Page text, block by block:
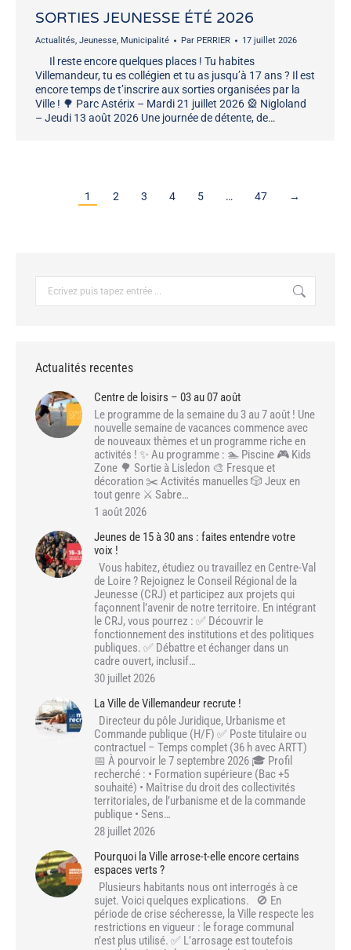
SORTIES JEUNESSE ÉTÉ 2026
Actualités, Jeunesse, Municipalité Par PERRIER 17 juillet 2026
Il reste encore quelques places ! Tu habites
Villemandeur, tu es collégien et tu as jusqu’à 17 ans ? Il est
encore temps de t’inscrire aux sorties organisées par la
Ville ! 🌳 Parc Astérix – Mardi 21 juillet 2026 🎡 Nigloland
– Jeudi 13 août 2026 Une journée de détente, de…
1 2 3 4 5 … 47 →
Actualités recentes
Centre de loisirs – 03 au 07 août
Le programme de la semaine du 3 au 7 août ! Une
nouvelle semaine de vacances commence avec
de nouveaux thèmes et un programme riche en
activités ! ✨ Au programme : 🏊 Piscine 🎮 Kids
Zone 🌳 Sortie à Lisledon 🎨 Fresque et
décoration ✂️ Activités manuelles 🎲 Jeux en
tout genre ⚔️ Sabre…
1 août 2026
Jeunes de 15 à 30 ans : faites entendre votre
voix !
Vous habitez, étudiez ou travaillez en Centre-Val
de Loire ? Rejoignez le Conseil Régional de la
Jeunesse (CRJ) et participez aux projets qui
façonnent l’avenir de notre territoire. En intégrant
le CRJ, vous pourrez : ✅ Découvrir le
fonctionnement des institutions et des politiques
publiques. ✅ Débattre et échanger dans un
cadre ouvert, inclusif…
30 juillet 2026
La Ville de Villemandeur recrute !
Directeur du pôle Juridique, Urbanisme et
Commande publique (H/F) ✅ Poste titulaire ou
contractuel – Temps complet (36 h avec ARTT)
📅 À pourvoir le 7 septembre 2026 🎓 Profil
recherché : • Formation supérieure (Bac +5
souhaité) • Maîtrise du droit des collectivités
territoriales, de l’urbanisme et de la commande
publique • Sens…
28 juillet 2026
Pourquoi la Ville arrose-t-elle encore certains
espaces verts ?
Plusieurs habitants nous ont interrogés à ce
sujet. Voici quelques explications. 🚫 En
période de crise sécheresse, la Ville respecte les
restrictions en vigueur : le forage communal
n’est plus utilisé. ✅ L’arrosage est toutefois